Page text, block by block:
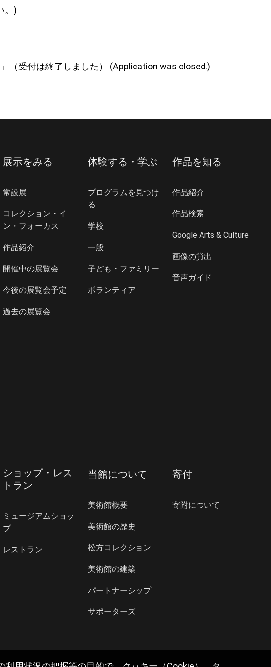
。)
（受付は終了しました） (Application was closed.)
展示をみる
常設展
コレクション・イ
ン・フォーカス
作品紹介
開催中の展覧会
今後の展覧会予定
過去の展覧会
体験する・学ぶ
プログラムを見つけ
る
学校
一般
子ども・ファミリー
ボランティア
作品を知る
作品紹介
作品検索
Google Arts & Culture
画像の貸出
音声ガイド
ショップ・レス
トラン
ミュージアムショッ
プ
レストラン
当館について
美術館概要
美術館の歴史
松方コレクション
美術館の建築
パートナーシップ
サポーターズ
寄付
寄附について